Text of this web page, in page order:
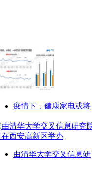
疫情下，健康家电或将
由清华大学交叉信息研